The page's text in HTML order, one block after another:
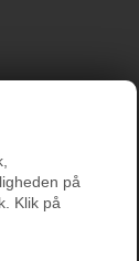
på
Klik på